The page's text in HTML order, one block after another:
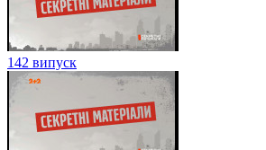
142 випуск